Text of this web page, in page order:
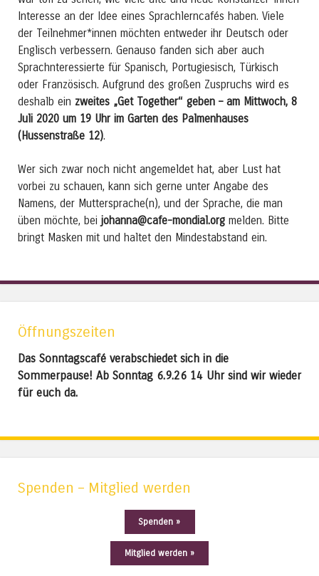
Interesse an der Idee eines Sprachlerncafés haben. Viele
der Teilnehmer*innen möchten entweder ihr Deutsch oder
Englisch verbessern. Genauso fanden sich aber auch
Sprachnteressierte für Spanisch, Portugiesisch, Türkisch
oder Französisch. Aufgrund des großen Zuspruchs wird es
deshalb ein zweites „Get Together“ geben – am Mittwoch, 8
Juli 2020 um 19 Uhr im Garten des Palmenhauses
(Hussenstraße 12).
Wer sich zwar noch nicht angemeldet hat, aber Lust hat
vorbei zu schauen, kann sich gerne unter Angabe des
Namens, der Muttersprache(n), und der Sprache, die man
üben möchte, bei johanna@cafe-mondial.org melden. Bitte
bringt Masken mit und haltet den Mindestabstand ein.
Öffnungszeiten
Das Sonntagscafé verabschiedet sich in die
Sommerpause! Ab Sonntag 6.9.26 14 Uhr sind wir wieder
für euch da.
Spenden – Mitglied werden
Spenden »
Mitglied werden »